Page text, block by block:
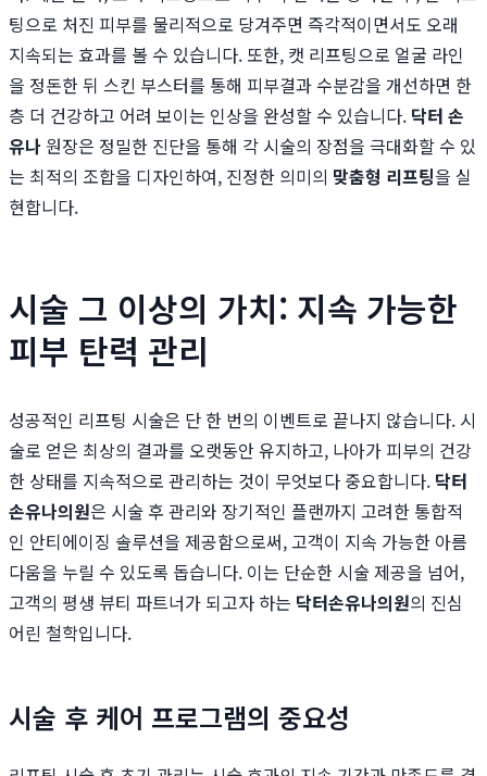
팅으로 처진 피부를 물리적으로 당겨주면 즉각적이면서도 오래
지속되는 효과를 볼 수 있습니다. 또한, 캣 리프팅으로 얼굴 라인
을 정돈한 뒤 스킨 부스터를 통해 피부결과 수분감을 개선하면 한
층 더 건강하고 어려 보이는 인상을 완성할 수 있습니다. 닥터 손
유나 원장은 정밀한 진단을 통해 각 시술의 장점을 극대화할 수 있
는 최적의 조합을 디자인하여, 진정한 의미의 맞춤형 리프팅을 실
현합니다.
시술 그 이상의 가치: 지속 가능한
피부 탄력 관리
성공적인 리프팅 시술은 단 한 번의 이벤트로 끝나지 않습니다. 시
술로 얻은 최상의 결과를 오랫동안 유지하고, 나아가 피부의 건강
한 상태를 지속적으로 관리하는 것이 무엇보다 중요합니다. 닥터
손유나의원은 시술 후 관리와 장기적인 플랜까지 고려한 통합적
인 안티에이징 솔루션을 제공함으로써, 고객이 지속 가능한 아름
다움을 누릴 수 있도록 돕습니다. 이는 단순한 시술 제공을 넘어,
고객의 평생 뷰티 파트너가 되고자 하는 닥터손유나의원의 진심
어린 철학입니다.
시술 후 케어 프로그램의 중요성